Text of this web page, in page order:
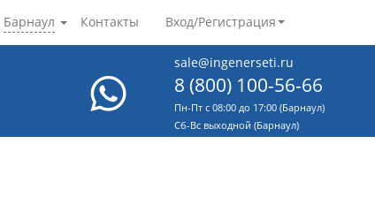
Контакты Вход/Регистрация
Барнаул
sale@ingenerseti.ru
8 (800) 100-56-66
Пн-Пт с 08:00 до 17:00 (Барнаул)
Cб-Вс выходной (Барнаул)